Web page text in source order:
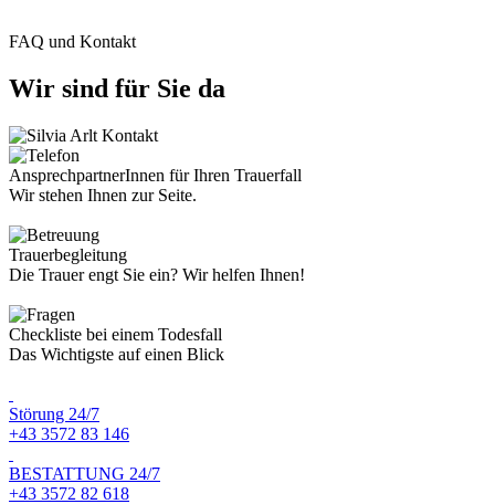
FAQ und Kontakt
Wir sind für Sie da
AnsprechpartnerInnen für Ihren Trauerfall
Wir stehen Ihnen zur Seite.
Trauerbegleitung
Die Trauer engt Sie ein? Wir helfen Ihnen!
Checkliste bei einem Todesfall
Das Wichtigste auf einen Blick
Störung 24/7
+43 3572 83 146
BESTATTUNG 24/7
+43 3572 82 618